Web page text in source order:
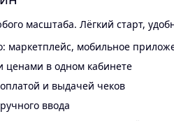
масштаба. Лёгкий старт,
маркетплейс, мобильное
ценами в одном кабинете
и выдачей чеков
ввода